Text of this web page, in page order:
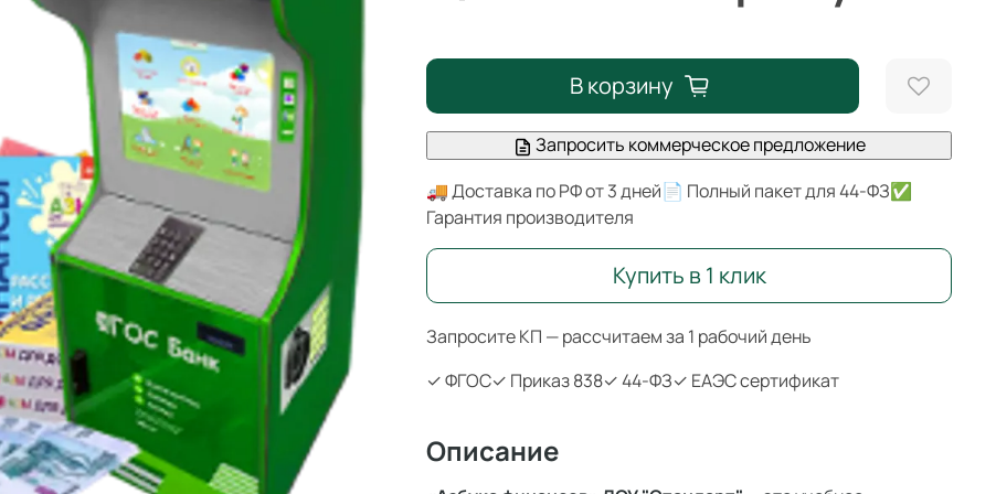
Запросите КП — рассчитаем за 1 рабочий день
✓ ФГОС✓ Приказ 838✓ 44-ФЗ✓ ЕАЭС сертификат
В корзину
Запросить коммерческое предложение
🚚 Доставка по РФ от 3 дней📄 Полный пакет для 44-ФЗ✅
Гарантия производителя
Купить в 1 клик
Описание